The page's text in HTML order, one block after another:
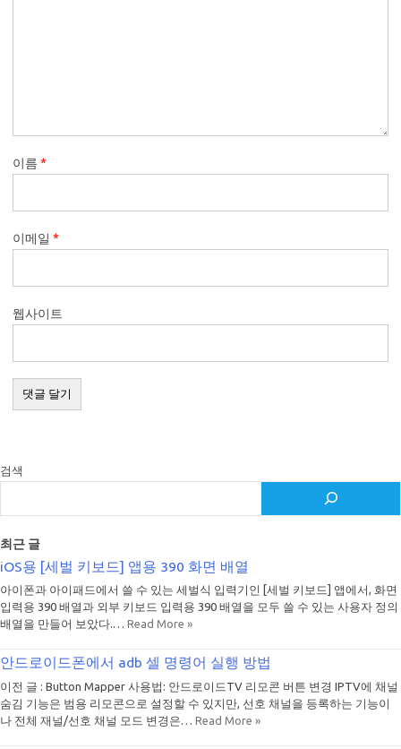
이름 *
이메일 *
웹사이트
검색
최근 글
iOS용 [세벌 키보드] 앱용 390 화면 배열
아이폰과 아이패드에서 쓸 수 있는 세벌식 입력기인 [세벌 키보드] 앱에서, 화면
입력용 390 배열과 외부 키보드 입력용 390 배열을 모두 쓸 수 있는 사용자 정의
배열을 만들어 보았다.… Read More »
안드로이드폰에서 adb 셀 명령어 실행 방법
이전 글 : Button Mapper 사용법: 안드로이드TV 리모콘 버튼 변경 IPTV에 채널
숨김 기능은 범용 리모콘으로 설정할 수 있지만, 선호 채널을 등록하는 기능이
나 전체 재널/선호 채널 모드 변경은… Read More »